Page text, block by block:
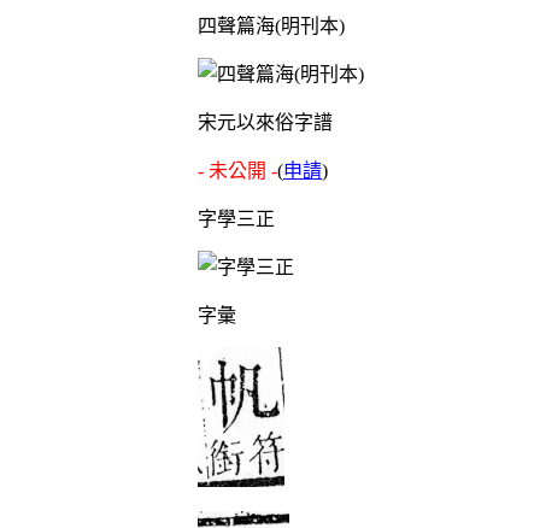
四聲篇海(明刊本)
宋元以來俗字譜
- 未公開 -(申請)
字學三正
字彙